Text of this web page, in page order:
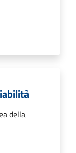
della